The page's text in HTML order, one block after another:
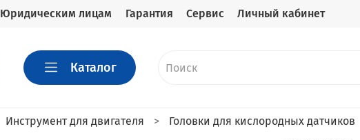
Юридическим лицам Гарантия Сервис Личный кабинет
Каталог
Инструмент для двигателя Головки для кислородных датчиков